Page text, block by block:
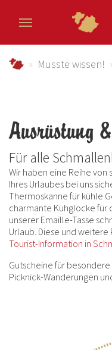
schmallenberger-
Musste wissen!
Ausrüstung
Für alle
Wir haben eine Reihe
Ihres Urlaubes bei uns
Thermoskanne für kühle
charmante Kuhglocke für
unserer Emaille-Tasse
Urlaub. Diese und
Tourist-Information in
Gutscheine für
Picknick-Wanderungen